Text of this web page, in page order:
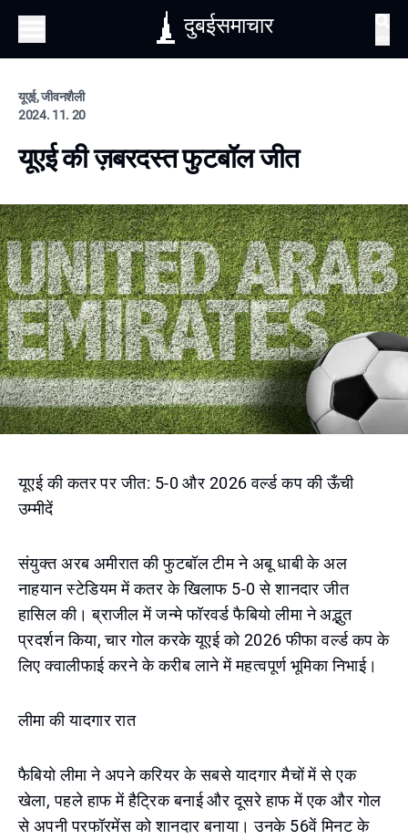
दुबईसमाचार
यूएई, जीवनशैली
2024. 11. 20
यूएई की ज़बरदस्त फुटबॉल जीत
यूएई की कतर पर जीत: 5-0 और 2026 वर्ल्ड कप की ऊँची
उम्मीदें
संयुक्त अरब अमीरात की फुटबॉल टीम ने अबू धाबी के अल
नाहयान स्टेडियम में कतर के खिलाफ 5-0 से शानदार जीत
हासिल की। ब्राजील में जन्मे फॉरवर्ड फैबियो लीमा ने अद्भुत
प्रदर्शन किया, चार गोल करके यूएई को 2026 फीफा वर्ल्ड कप के
लिए क्वालीफाई करने के करीब लाने में महत्वपूर्ण भूमिका निभाई।
लीमा की यादगार रात
फैबियो लीमा ने अपने करियर के सबसे यादगार मैचों में से एक
खेला, पहले हाफ में हैट्रिक बनाई और दूसरे हाफ में एक और गोल
से अपनी परफॉरमेंस को शानदार बनाया। उनके 56वें मिनट के